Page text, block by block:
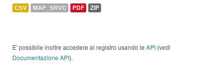
CSV MAP_SRVC PDF ZIP
E' possibile inoltre accedere al registro usando le API (vedi
Documentazione API).